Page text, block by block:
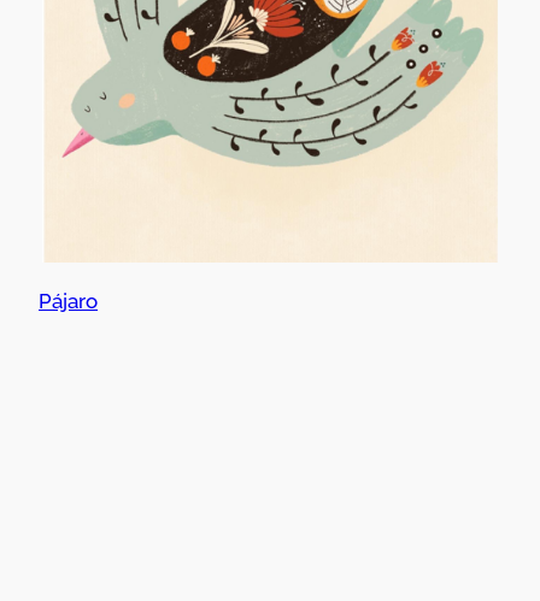
Pájaro